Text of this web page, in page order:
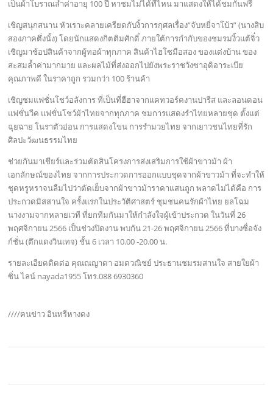
เป็นผ้าโบราณล้ำค่าอายุ 100 ปี หาชมไม่ได้ที่ไหน มาแสดงให้ได้ชมกันฟรี
เชิญสนุกสนาน หัวเราะคลายเครียดกับงิ้วการกุศลเรื่อง”จับหยี่จาโบ้ว” (นางสิบ
สองภาคตึ่งนั้ง) โดยนักแสดงกิตติมศักดิ์ ภายใต้การกำกับของชมรมงิ้วแต้จิ๋ว
เชิญมาช้อปสินค้าจากผู้ทอผ้าทุกภาค สินค้าไฮโซมือสอง ของแต่งบ้าน ของ
สะสมล้ำค่ามากมาย และผลไม้ที่ส่งออกไปยังพระราชวังซาอุดิอาระเบีย
คุณภาพดี ในราคาถูก รวมกว่า 100 ร้านค้า
เชิญชมแฟชั่นโชว์อลังการ ที่เป็นที่ฮืฮาจากแคทวอร์คงานปารีส และลอนดอน
แฟชั่นวีค แฟชั่นโชว์ผ้าไทยจากทุกภาค ชมการแสดงรำไทยหลายชุด ตั้งแต่
ฉุยฉาย โนราตัวอ่อน การแสดงโขน การรำมวยไทย จากเยาวชนไทยที่รัก
ศิลปะวัฒนธรรมไทย
ช่วยกันมาเชียร์และร่วมตัดสินโครงการส่งเสริมการใช้ผ้าขาวม้า ผ้า
เอกลักษณ์ของไทย จากการประกวดการออกแบบชุดจากผ้าขาวม้า ที่จะทำให้
ชุดหรูหราจนลืมไปว่าตัดเย็บจากผ้าขาวม้าราคาแสนถูก พลาดไม่ได้คือ การ
ประกวดมิสสานใจ ครั้งแรกในประวัติศาสตร์ ชุมชนคนรักผ้าไทย ยลโฉม
นางงามจากหลายเวที ที่ยกทีมกันมาให้กำลังใจผู้เข้าประกวด ในวันที่ 26
พฤศจิกายน 2566 เป็นช่วงปิดงาน พบกัน 21-26 พฤศจิกายน 2566 ที่บางซื่อจัง
ก์ชั่น (ตึกแดงวินเทจ) ชั้น 6 เวลา 10.00 -20.00 น.
รายละเอียดติดต่อ คุณณญาดา อมตวณิชย์ ประธานชมรมสานใจ สายใยผ้า
ซิ่น ไลน์ nayada1955 โทร.088 6930360
////ฅนข่าว อินทรีหางดง